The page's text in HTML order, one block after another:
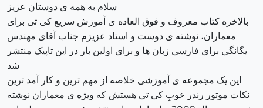
سلام به همه ی دوستان عزیز
بالاخره کتاب معروف و فوق العاده ی آموزش سریع کی تی برای
معماران، نوشته ی دوست و استاد عزیزم جناب آقای مهندس
یگانگی برای فارسی زبان ها و برای اولین بار در این تاپیک منتشر
شد
این یک مجموعه ی آموزشی خلاصه از مهم ترین و کار آمد ترین
نکات موتور رندر خوبِ کی تی هستش که ویژه ی معماران نوشته